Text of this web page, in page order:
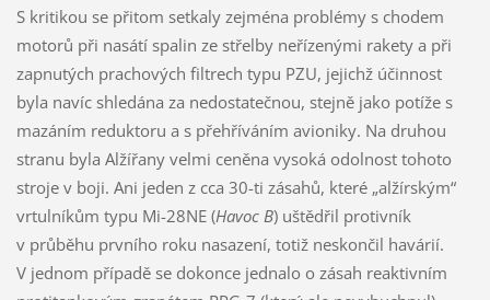
S kritikou se přitom setkaly zejména problémy s chodem
motorů při nasátí spalin ze střelby neřízenými rakety a při
zapnutých prachových filtrech typu PZU, jejichž účinnost
byla navíc shledána za nedostatečnou, stejně jako potíže s
mazáním reduktoru a s přehříváním avioniky. Na druhou
stranu byla Alžířany velmi ceněna vysoká odolnost tohoto
stroje v boji. Ani jeden z cca 30-ti zásahů, které „alžírským“
vrtulníkům typu Mi-28NE (Havoc B) uštědřil protivník
v průběhu prvního roku nasazení, totiž neskončil havárií.
V jednom případě se dokonce jednalo o zásah reaktivním